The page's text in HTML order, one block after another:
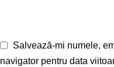
Salvează-mi numele,
navigator pentru data